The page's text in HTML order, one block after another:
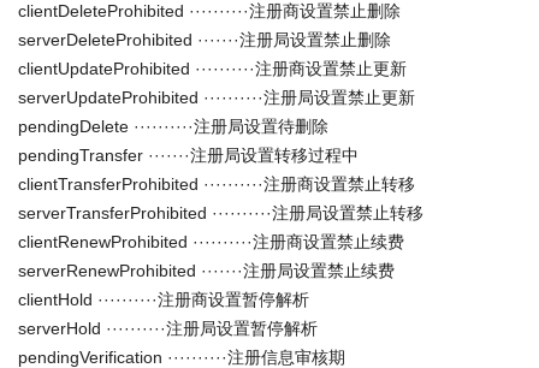
clientDeleteProhibited ··········注册商设置禁止删除
serverDeleteProhibited ·······注册局设置禁止删除
clientUpdateProhibited ··········注册商设置禁止更新
serverUpdateProhibited ··········注册局设置禁止更新
pendingDelete ··········注册局设置待删除
pendingTransfer ·······注册局设置转移过程中
clientTransferProhibited ··········注册商设置禁止转移
serverTransferProhibited ··········注册局设置禁止转移
clientRenewProhibited ··········注册商设置禁止续费
serverRenewProhibited ·······注册局设置禁止续费
clientHold ··········注册商设置暂停解析
serverHold ··········注册局设置暂停解析
pendingVerification ··········注册信息审核期